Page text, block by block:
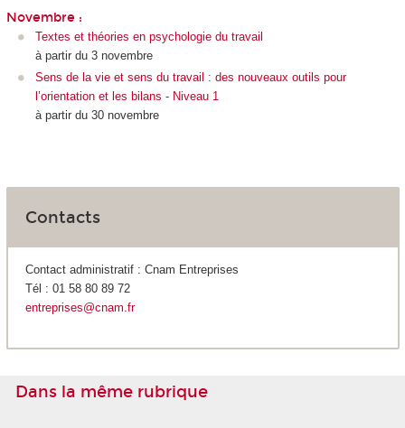
Novembre :
Textes et théories en psychologie du travail
à partir du 3 novembre
Sens de la vie et sens du travail : des nouveaux outils pour
l’orientation et les bilans - Niveau 1
à partir du 30 novembre
Contacts
Contact administratif : Cnam Entreprises
Tél : 01 58 80 89 72
entreprises@cnam.fr
Dans la même rubrique